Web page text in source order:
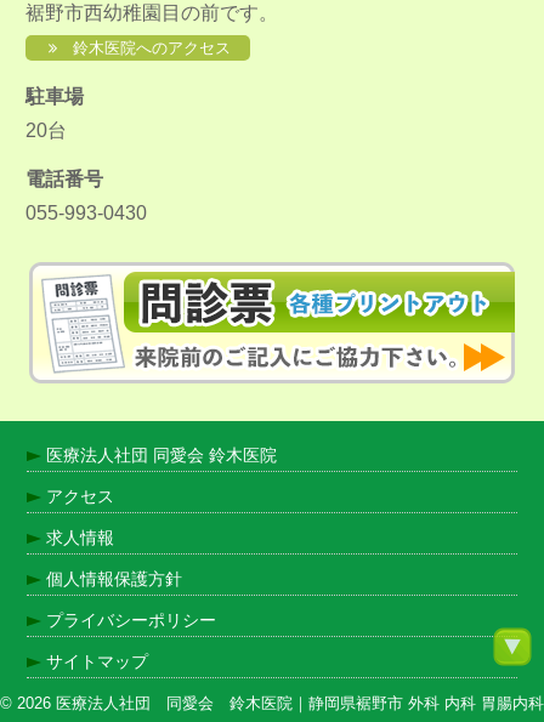
裾野市西幼稚園目の前です。
鈴木医院へのアクセス
駐車場
20台
電話番号
055-993-0430
医療法人社団 同愛会 鈴木医院
アクセス
求人情報
個人情報保護方針
プライバシーポリシー
サイトマップ
© 2026 医療法人社団 同愛会 鈴木医院｜静岡県裾野市 外科 内科 胃腸内科